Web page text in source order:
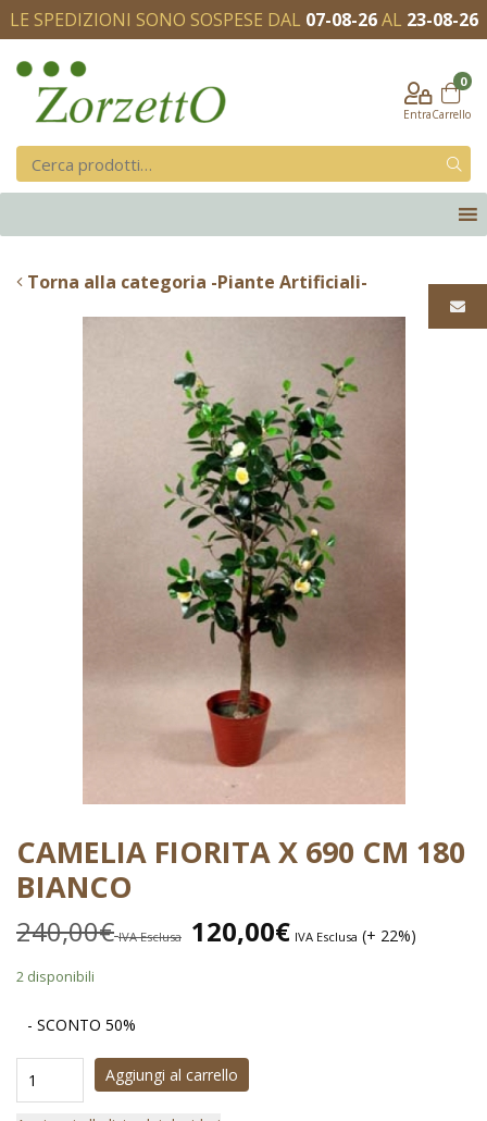
LE SPEDIZIONI SONO SOSPESE DAL 07-08-26AL 23-08-26
Entra
0
Carrello
Torna alla categoria -Piante Artificiali-
CAMELIA FIORITA X 690 CM 180
BIANCO
240,00€ IVA Esclusa 120,00€ IVA Esclusa (+ 22%)
2 disponibili
- SCONTO 50%
Aggiungi al carrello